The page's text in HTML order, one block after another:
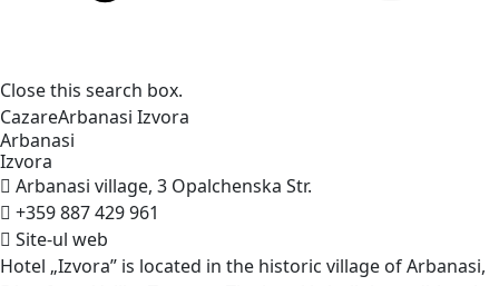
Close this search box.
CazareArbanasi Izvora
Arbanasi
Izvora
Arbanasi village, 3 Opalchenska Str.
+359 887 429 961
Site-ul web
Hotel „Izvora” is located in the historic village of Arbanasi,